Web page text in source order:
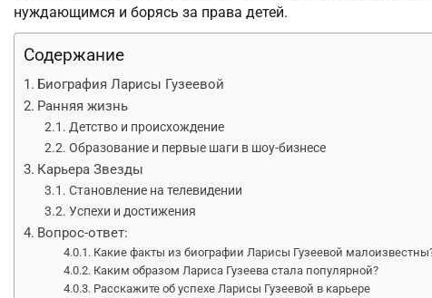
нуждающимся и борясь за права детей.
Содержание
Биография Ларисы Гузеевой
Ранняя жизнь
Детство и происхождение
Образование и первые шаги в шоу-бизнесе
Карьера Звезды
Становление на телевидении
Успехи и достижения
Вопрос-ответ:
Какие факты из биографии Ларисы Гузеевой
Каким образом Лариса Гузеева стала популярной?
Расскажите об успехе Ларисы Гузеевой в карьере